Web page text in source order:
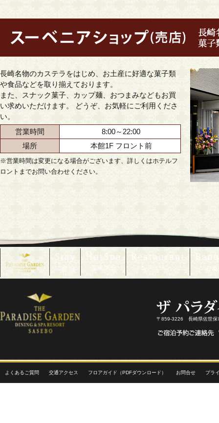
長崎名物のカステラをはじめ、お土産に好適な菓子類
や食品などを取り揃えております。
また、スナック菓子、カップ麺、おつまみなどもお買
い求めいただけます。 どうぞ、お気軽にご利用くださ
い。
営業時間
8:00～22:00
場所
本館1F フロント前
※営業時間は変更になる場合がございます、詳しくはホテルフ
ロントまでお問い合わせください。
〒859-3226 長崎県佐世保
よくあるご質問 交通アクセス フロアガイド（PDFダウンロード） お問合せ プラ